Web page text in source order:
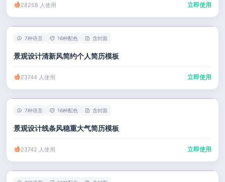
28258 人使用 立即使用
7种语言 16种配色 含封面
景观设计清新风简约个人简历模板
23744 人使用 立即使用
7种语言 16种配色 含封面
景观设计线条风稳重大气简历模板
23742 人使用 立即使用